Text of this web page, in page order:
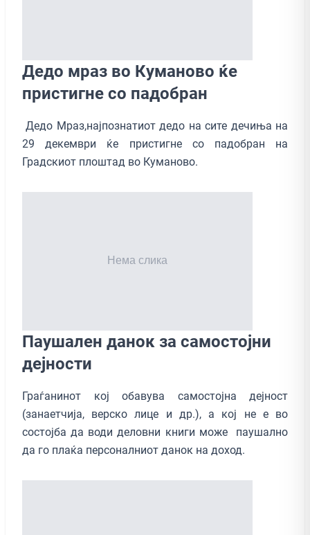
Дедо мраз во Куманово ќе
пристигне со падобран
Дедо Мраз,најпознатиот дедо на сите дечиња на
29 декември ќе пристигне со падобран на
Градскиот плоштад во Куманово.
Паушален данок за самостојни
дејности
Граѓанинот кој обавува самостојна дејност
(занаетчија, верско лице и др.), а кој не е во
состојба да води деловни книги може паушално
да го плаќа персоналниот данок на доход.